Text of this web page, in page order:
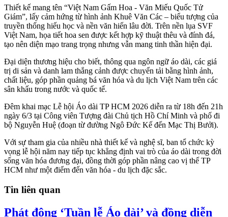
Thiết kế mang tên “Việt Nam Gấm Hoa - Văn Miếu Quốc Tử
Giám”, lấy cảm hứng từ hình ảnh Khuê Văn Các – biểu tượng của
truyền thống hiếu học và nền văn hiến lâu đời. Trên nền lụa SVF
Việt Nam, họa tiết hoa sen được kết hợp kỹ thuật thêu và đính đá,
tạo nên diện mạo trang trọng nhưng vẫn mang tinh thần hiện đại.
Đại diện thương hiệu cho biết, thông qua ngôn ngữ áo dài, các giá
trị di sản và danh lam thắng cảnh được chuyển tải bằng hình ảnh,
chất liệu, góp phần quảng bá văn hóa và du lịch Việt Nam trên các
sân khấu trong nước và quốc tế.
Đêm khai mạc Lễ hội Áo dài TP HCM 2026 diễn ra từ 18h đến 21h
ngày 6/3 tại Công viên Tượng đài Chủ tịch Hồ Chí Minh và phố đi
bộ Nguyễn Huệ (đoạn từ đường Ngô Đức Kế đến Mạc Thị Bưởi).
Với sự tham gia của nhiều nhà thiết kế và nghệ sĩ, ban tổ chức kỳ
vọng lễ hội năm nay tiếp tục khẳng định vai trò của áo dài trong đời
sống văn hóa đương đại, đồng thời góp phần nâng cao vị thế TP
HCM như một điểm đến văn hóa - du lịch đặc sắc.
Tin liên quan
Phát động ‘Tuần lễ Áo dài’ và đồng diễn